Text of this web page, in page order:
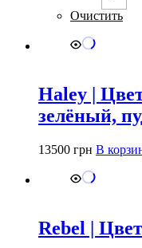
Очистить
Haley |
зелёный,
13500 грн В
Rebel |